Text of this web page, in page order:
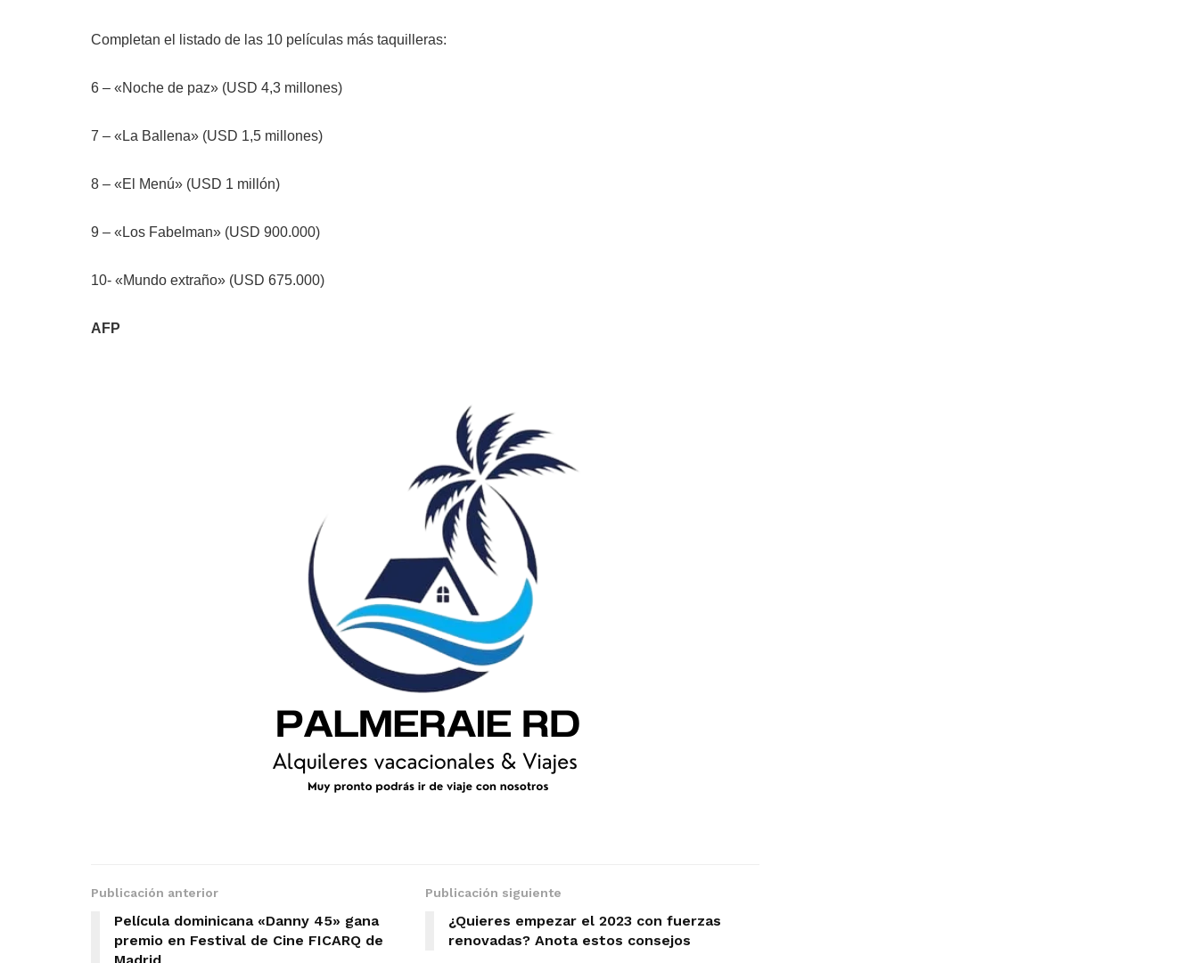
Completan el listado de las 10 películas más taquilleras:
6 – «Noche de paz» (USD 4,3 millones)
7 – «La Ballena» (USD 1,5 millones)
8 – «El Menú» (USD 1 millón)
9 – «Los Fabelman» (USD 900.000)
10- «Mundo extraño» (USD 675.000)
AFP
Publicación anterior
Película dominicana «Danny 45» gana
premio en Festival de Cine FICARQ de
Publicación siguiente
¿Quieres empezar el 2023 con fuerzas
renovadas? Anota estos consejos